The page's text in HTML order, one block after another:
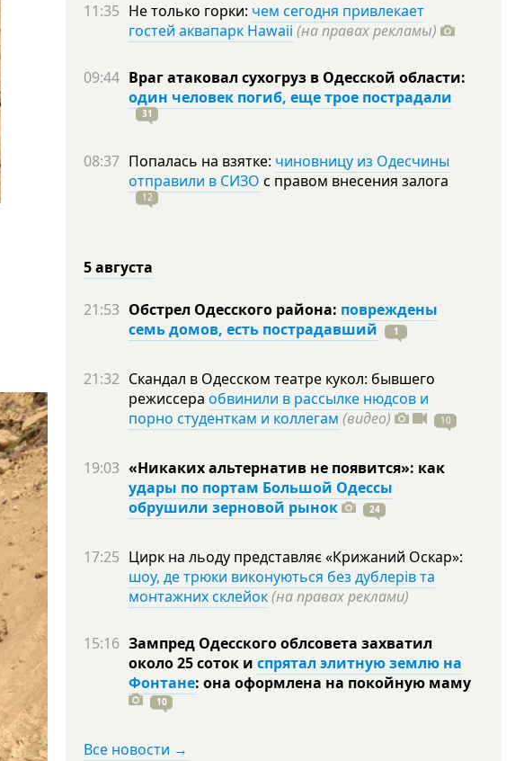
11:35 Не только горки: чем сегодня привлекает
гостей аквапарк Hawaii (на правах рекламы)
09:44 Враг атаковал сухогруз в Одесской области:
один человек погиб, еще трое пострадали
31
08:37 Попалась на взятке: чиновницу из Одесчины
отправили в СИЗО с правом внесения залога
12
5 августа
21:53 Обстрел Одесского района: повреждены
семь домов, есть пострадавший
1
21:32 Скандал в Одесском театре кукол: бывшего
режиссера обвинили в рассылке нюдсов и
порно студенткам и коллегам (видео) 10
19:03 «Никаких альтернатив не появится»: как
удары по портам Большой Одессы
обрушили зерновой рынок
24
17:25 Цирк на льоду представляє «Крижаний Оскар»:
шоу, де трюки виконуються без дублерів та
монтажних склейок(на правах реклами)
15:16 Зампред Одесского облсовета захватил
около 25 соток и спрятал элитную землю на
Фонтане: она оформлена на покойную маму
10
Все новости →